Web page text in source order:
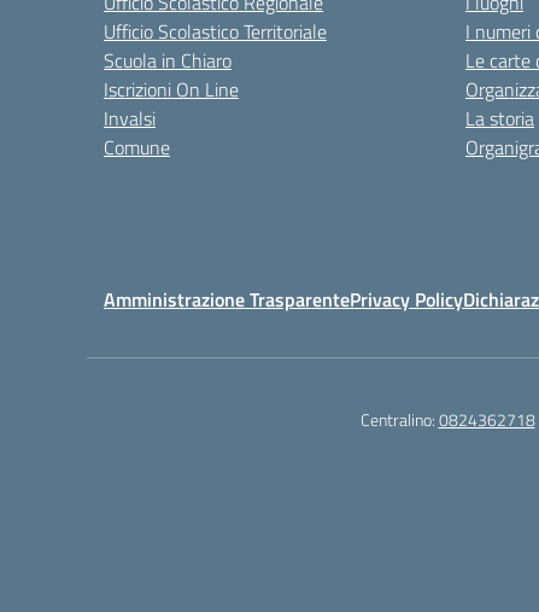
Ufficio Scolastico Territoriale
Scuola in Chiaro
Iscrizioni On Line
Invalsi
Comune
I numeri
Le carte
La storia
Amministrazione TrasparentePrivacy Policy
Centralino:0824362718